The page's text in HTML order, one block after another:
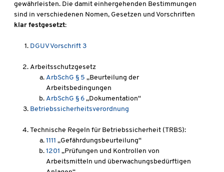
gewährleisten. Die damit einhergehenden Bestimmungen
sind in verschiedenen Nomen, Gesetzen und Vorschriften
klar festgesetzt:
DGUV Vorschrift 3
Arbeitsschutzgesetz
ArbSchG § 5 „Beurteilung der
Arbeitsbedingungen
ArbSchG § 6 „Dokumentation“
Betriebssicherheitsverordnung
Technische Regeln für Betriebssicherheit (TRBS):
1111 „Gefährdungsbeurteilung“
1201 „Prüfungen und Kontrollen von
Arbeitsmitteln und überwachungsbedürftigen